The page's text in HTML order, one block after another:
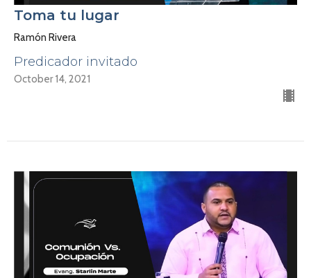
Toma tu lugar
Ramón Rivera
Predicador invitado
October 14, 2021